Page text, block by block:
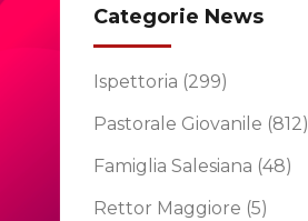
Categorie News
Ispettoria (299)
Pastorale Giovanile (812)
Famiglia Salesiana (48)
Rettor Maggiore (5)